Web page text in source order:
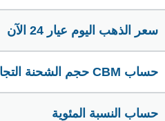
سعر الذهب اليوم عيار 24 الآن
حساب CBM حجم الشحنة التجارية
حساب النسبة المئوية